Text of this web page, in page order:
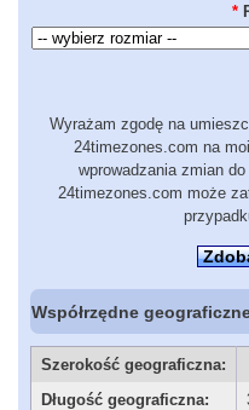
*
Wyrażam zgodę na
24timezones.com na
wprowadzania zmian
24timezones.com może
Współrzędne
Szerokość geograficzna:
Długość geograficzna: